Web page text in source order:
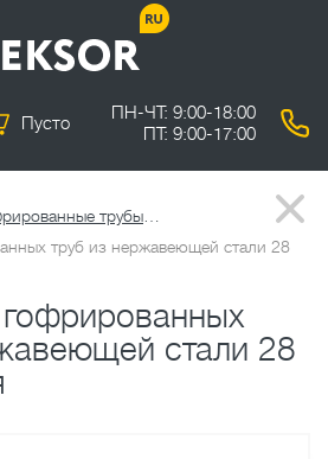
Пусто
ПН-ЧТ: 9:00-18:00
ПТ: 9:00-17:00
труб из нержавеющей стали 28
стали 28